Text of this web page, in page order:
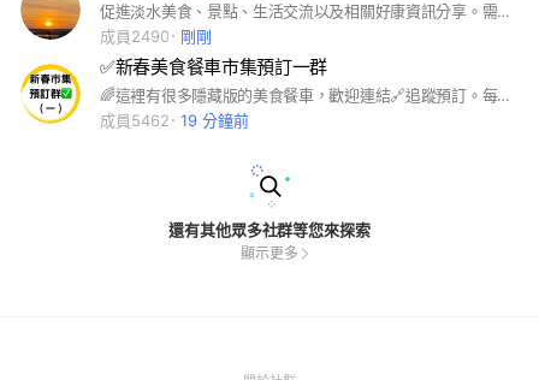
促進淡水美食、景點、生活交流以及相關好康資訊分享。需要邀請密碼才能加入，可以詢問在群裡的好友！
成員2490
剛剛
✅新春美食餐車市集預訂一群
🌈這裡有很多隱藏版的美食餐車，歡迎連結🔗追蹤預訂。每週都會預告下週出席的餐車以及行程。🥰 ⚠️新春預訂社團版規⚠️ 1.開放兩天前記事本上架接受預訂。 2.嚴禁討論與新春餐車無關的話題，警告三次將剔除社團。 3.營業時段盡量保持版面乾淨，尊重現場朋友及營業中的餐車權益。 4.嚴禁製造對立以及挑起傷害仇恨言語，違者直接剔除。 5.預訂餐點逾時未能取餐，敬請務必告知餐車延後或是取消，切勿輕易棄單！重大棄單者直接剔除。 6.真的美味好吃，敬請不吝分享與大家嘗試體驗！有缺失也請不吝指導賜教，我們才能更加改良進步。 以上 如有未說明的部分，未來將再增刪修改。
成員5462
19 分鐘前
還有其他眾多社群等您來探索
顯示更多